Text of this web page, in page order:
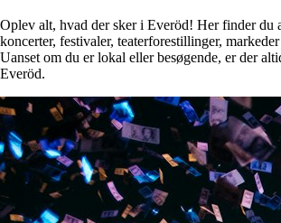
Oplev alt, hvad der sker i Everöd! Her finder du
koncerter, festivaler, teaterforestillinger,
Uanset om du er lokal eller besøgende, er der
Everöd.